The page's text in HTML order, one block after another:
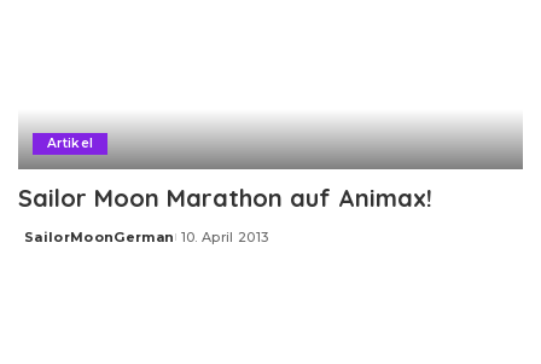
Artikel
Sailor Moon Marathon auf Animax!
Posted
SailorMoonGerman 10. April 2013